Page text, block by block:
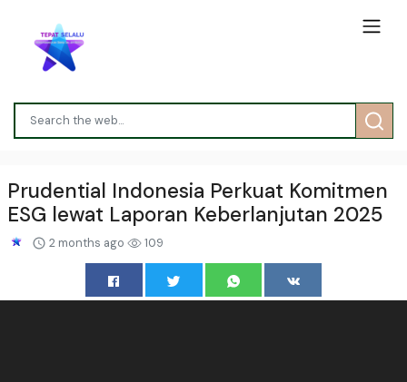
Prudential Indonesia Perkuat Komitmen
ESG lewat Laporan Keberlanjutan 2025
2 months ago 109